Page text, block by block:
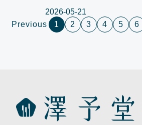
在冷氣房裡昏昏欲睡，一
又因為悶熱而毫無胃口。
2026-05-21
Previous
1 2 3 4 5 6